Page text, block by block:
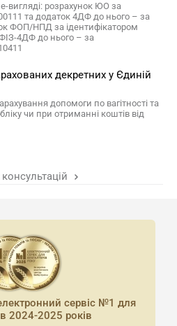
вигляді: розрахунок ЮО за
та додаток 4ДФ до нього – за
ФОП/НПД за ідентифікатором
4ДФ до нього – за
декретних у Єдиній
допомоги по вагітності та
чи при отриманні коштів від
сервіс №1 для
2024-2025 років